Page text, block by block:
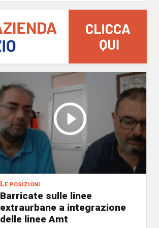
Le posizioni
Barricate sulle linee
extraurbane a integrazione
delle linee Amt